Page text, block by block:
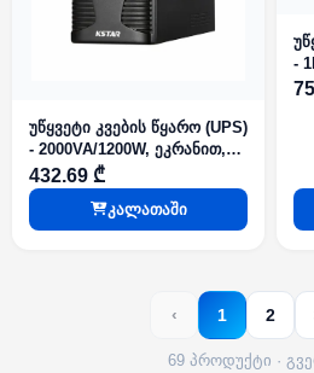
უწყვეტი კვების წყარო (UPS)
- 2000VA/1200W, ეკრანით,
KSTAR
432.69 ₾
კალათაში
-
‹ 1 2
69 პროდუქტი ·